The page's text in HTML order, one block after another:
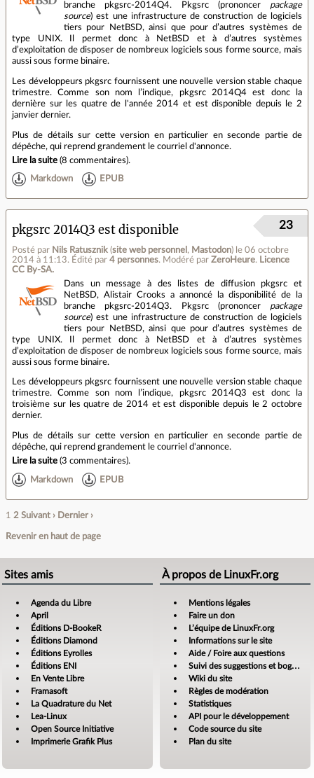
branche pkgsrc-2014Q4. Pkgsrc (prononcer package
source) est une infrastructure de construction de logiciels
tiers pour NetBSD, ainsi que pour d’autres systèmes de
type UNIX. Il permet donc à NetBSD et à d’autres systèmes
d’exploitation de disposer de nombreux logiciels sous forme source, mais
aussi sous forme binaire.
Les développeurs pkgsrc fournissent une nouvelle version stable chaque
trimestre. Comme son nom l’indique, pkgsrc 2014Q4 est donc la
dernière sur les quatre de l'année 2014 et est disponible depuis le 2
janvier dernier.
Plus de détails sur cette version en particulier en seconde partie de
dépêche, qui reprend grandement le courriel d'annonce.
Lire la suite (8 commentaires).
Markdown EPUB
pkgsrc 2014Q3 est disponible
Posté par Nils Ratusznik (site web personnel , Mastodon) le 06 octobre
2014 à 11:13. Édité par 4 personnes. Modéré par ZeroHeure. Licence
CC By‑SA.
23
Dans un message à des listes de diffusion pkgsrc et
NetBSD, Alistair Crooks a annoncé la disponibilité de la
branche pkgsrc-2014Q3. Pkgsrc (prononcer package
source) est une infrastructure de construction de logiciels
tiers pour NetBSD, ainsi que pour d’autres systèmes de
type UNIX. Il permet donc à NetBSD et à d’autres systèmes
d’exploitation de disposer de nombreux logiciels sous forme source, mais
aussi sous forme binaire.
Les développeurs pkgsrc fournissent une nouvelle version stable chaque
trimestre. Comme son nom l’indique, pkgsrc 2014Q3 est donc la
troisième sur les quatre de 2014 et est disponible depuis le 2 octobre
dernier.
Plus de détails sur cette version en particulier en seconde partie de
dépêche, qui reprend grandement le courriel d'annonce.
Lire la suite (3 commentaires).
Markdown EPUB
1 2 Suivant › Dernier ›
Revenir en haut de page
Sites amis
Agenda du Libre
April
Éditions D-BookeR
Éditions Diamond
Éditions Eyrolles
Éditions ENI
En Vente Libre
Framasoft
La Quadrature du Net
Lea-Linux
Open Source Initiative
Imprimerie Grafik Plus
À propos de LinuxFr.org
Mentions légales
Faire un don
L’équipe de LinuxFr.org
Informations sur le site
Aide / Foire aux questions
Suivi des suggestions et bogues
Wiki du site
Règles de modération
Statistiques
API pour le développement
Code source du site
Plan du site